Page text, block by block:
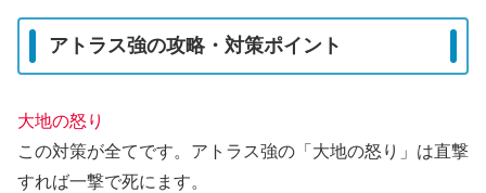
アトラス強の攻略・対策ポイント
大地の怒り
この対策が全てです。アトラス強の「大地の怒り」は直撃
すれば一撃で死にます。